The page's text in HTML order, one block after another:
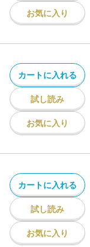
お気に入り
カートに入れる
試し読み
お気に入り
カートに入れる
試し読み
お気に入り